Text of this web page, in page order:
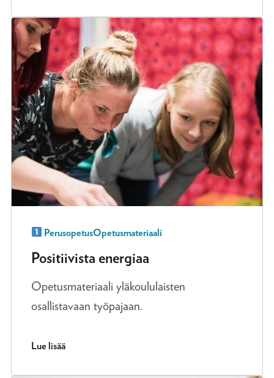
PerusopetusOpetusmateriaali
Positiivista energiaa
Opetusmateriaali yläkoululaisten
osallistavaan työpajaan.
Lue lisää